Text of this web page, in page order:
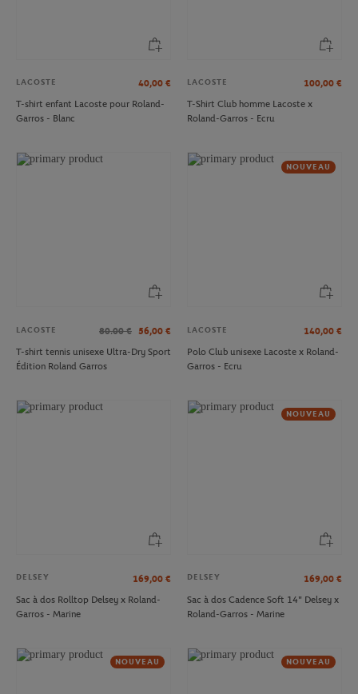
LACOSTE 40,00 €
T-shirt enfant Lacoste pour Roland-
Garros - Blanc
LACOSTE 100,00 €
T-Shirt Club homme Lacoste x
Roland-Garros - Ecru
LACOSTE 80.00 € 56,00 €
T-shirt tennis unisexe Ultra-Dry Sport
Édition Roland Garros
NOUVEAU
LACOSTE 140,00 €
Polo Club unisexe Lacoste x Roland-
Garros - Ecru
DELSEY 169,00 €
Sac à dos Rolltop Delsey x Roland-
Garros - Marine
NOUVEAU
DELSEY 169,00 €
Sac à dos Cadence Soft 14" Delsey x
Roland-Garros - Marine
NOUVEAU NOUVEAU